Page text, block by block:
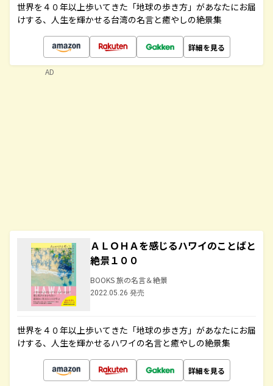
世界を４０年以上歩いてきた「地球の歩き方」があなたにお届
けする、人生を輝かせる台湾の名言と癒やしの絶景集
詳細を見る
ＡＬＯＨＡを感じるハワイのことばと
絶景１００
BOOKS 旅の名言＆絶景
2022.05.26 発売
世界を４０年以上歩いてきた「地球の歩き方」があなたにお届
けする、人生を輝かせるハワイの名言と癒やしの絶景集
詳細を見る
AD